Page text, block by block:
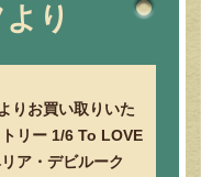
り
りお買い取りいた
リー 1/6 To LOVE
ア・デビルーク